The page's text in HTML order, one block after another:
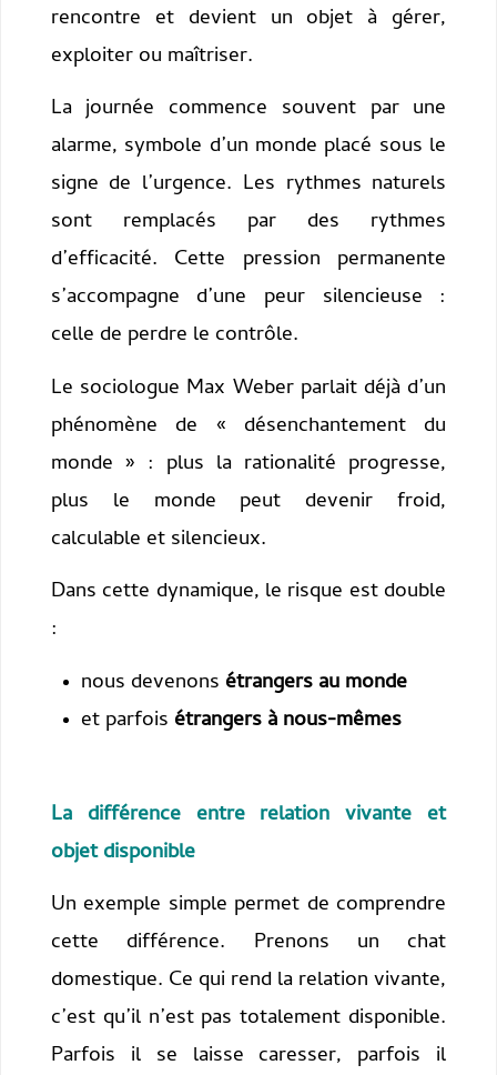
rencontre et devient un objet à gérer,
exploiter ou maîtriser.
La journée commence souvent par une
alarme, symbole d’un monde placé sous le
signe de l’urgence. Les rythmes naturels
sont remplacés par des rythmes
d’efficacité. Cette pression permanente
s’accompagne d’une peur silencieuse :
celle de perdre le contrôle.
Le sociologue Max Weber parlait déjà d’un
phénomène de « désenchantement du
monde » : plus la rationalité progresse,
plus le monde peut devenir froid,
calculable et silencieux.
Dans cette dynamique, le risque est double
:
nous devenons étrangers au monde
et parfois étrangers à nous-mêmes
La différence entre relation vivante et
objet disponible
Un exemple simple permet de comprendre
cette différence. Prenons un chat
domestique. Ce qui rend la relation vivante,
c’est qu’il n’est pas totalement disponible.
Parfois il se laisse caresser, parfois il